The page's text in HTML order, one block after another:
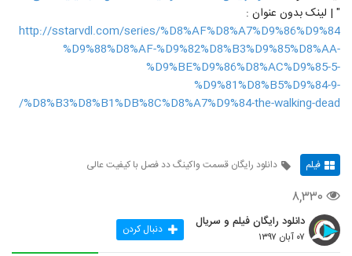
" | لینک بدون عنوان :
http://sstarvdl.com/series/%D8%AF%D8%A7%D9%86%D9%84
%D9%88%D8%AF-%D9%82%D8%B3%D9%85%D8%AA-
%D9%BE%D9%86%D8%AC%D9%85-5-
%D9%81%D8%B5%D9%84-9-
%D8%B3%D8%B1%DB%8C%D8%A7%D9%84-the-walking-dead/
فیلم دانلود رایگان قسمت واکینگ دد فصل با کیفیت عالی
۸,۳۳۰
دانلود رایگان فیلم و سریال
۰۷ آبان ۱۳۹۷ دنبال کردن